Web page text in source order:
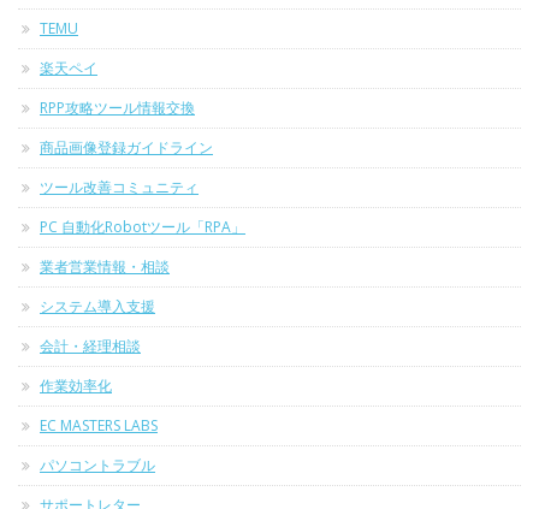
TEMU
楽天ペイ
RPP攻略ツール情報交換
商品画像登録ガイドライン
ツール改善コミュニティ
PC 自動化Robotツール「RPA」
業者営業情報・相談
システム導入支援
会計・経理相談
作業効率化
EC MASTERS LABS
パソコントラブル
サポートレター